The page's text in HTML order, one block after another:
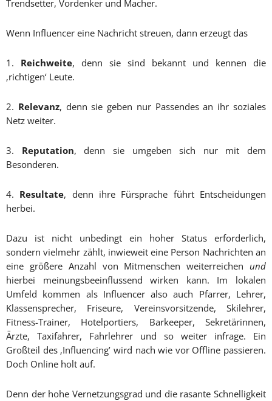
Trendsetter, Vordenker und Macher.
Wenn Influencer eine Nachricht streuen, dann erzeugt das
1. Reichweite, denn sie sind bekannt und kennen die
‚richtigen‘ Leute.
2. Relevanz, denn sie geben nur Passendes an ihr soziales
Netz weiter.
3. Reputation, denn sie umgeben sich nur mit dem
Besonderen.
4. Resultate, denn ihre Fürsprache führt Entscheidungen
herbei.
Dazu ist nicht unbedingt ein hoher Status erforderlich,
sondern vielmehr zählt, inwieweit eine Person Nachrichten an
eine größere Anzahl von Mitmenschen weiterreichen und
hierbei meinungsbeeinflussend wirken kann. Im lokalen
Umfeld kommen als Influencer also auch Pfarrer, Lehrer,
Klassensprecher, Friseure, Vereinsvorsitzende, Skilehrer,
Fitness-Trainer, Hotelportiers, Barkeeper, Sekretärinnen,
Ärzte, Taxifahrer, Fahrlehrer und so weiter infrage. Ein
Großteil des ‚Influencing’ wird nach wie vor Offline passieren.
Doch Online holt auf.
Denn der hohe Vernetzungsgrad und die rasante Schnelligkeit